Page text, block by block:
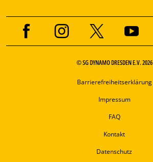
© SG DYNAMO DRESDEN E.V. 2026
Barrierefreiheitserklärung
Impressum
FAQ
Kontakt
Datenschutz